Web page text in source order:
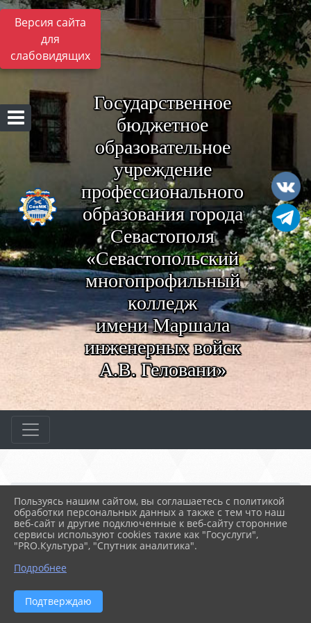
Версия сайта
для
слабовидящих
Государственное
бюджетное
образовательное
учреждение
профессионального
образования города
Севастополя
«Севастопольский
многопрофильный
колледж
имени Маршала
инженерных войск
А.В. Геловани»
Главная МЕРОПРИЯТИЯ
Новости
Выставка студенческих ...
01.04.2022 10:55
ВЫСТАВКА СТУДЕНЧЕСКИХ РАБОТ
Пользуясь нашим сайтом, вы соглашаетесь с политикой
обработки персональных данных а также с тем что наш
веб-сайт и другие подключенные к веб-сайту сторонние
сервисы используют cookies такие как "Госуслуги",
"PRO.Культура", "Спутник аналитика".
Подробнее
Подтверждаю